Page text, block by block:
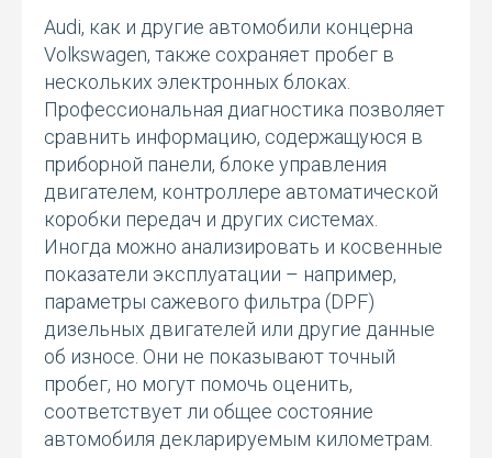
Audi, как и другие автомобили концерна
Volkswagen, также сохраняет пробег в
нескольких электронных блоках.
Профессиональная диагностика позволяет
сравнить информацию, содержащуюся в
приборной панели, блоке управления
двигателем, контроллере автоматической
коробки передач и других системах.
Иногда можно анализировать и косвенные
показатели эксплуатации – например,
параметры сажевого фильтра (DPF)
дизельных двигателей или другие данные
об износе. Они не показывают точный
пробег, но могут помочь оценить,
соответствует ли общее состояние
автомобиля декларируемым километрам.